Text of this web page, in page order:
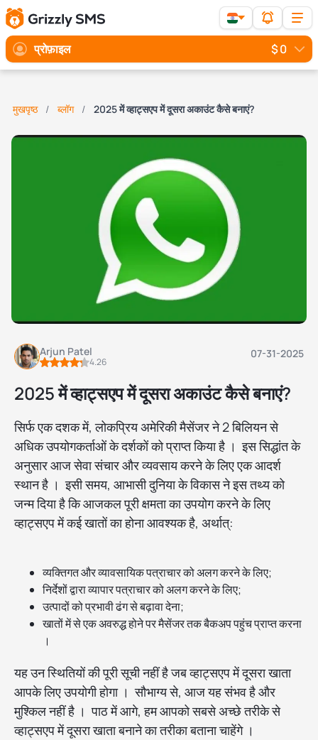
प्रोफ़ाइल $ 0
मुखपृष्ठ ब्लॉग 2025 में व्हाट्सएप में दूसरा अकाउंट कैसे बनाएं?
Arjun Patel
4.26
07-31-2025
2025 में व्हाट्सएप में दूसरा अकाउंट कैसे बनाएं?
सिर्फ एक दशक में, लोकप्रिय अमेरिकी मैसेंजर ने 2 बिलियन से
अधिक उपयोगकर्ताओं के दर्शकों को प्राप्त किया है । इस सिद्धांत के
अनुसार आज सेवा संचार और व्यवसाय करने के लिए एक आदर्श
स्थान है । इसी समय, आभासी दुनिया के विकास ने इस तथ्य को
जन्म दिया है कि आजकल पूरी क्षमता का उपयोग करने के लिए
व्हाट्सएप में कई खातों का होना आवश्यक है, अर्थात्:
व्यक्तिगत और व्यावसायिक पत्राचार को अलग करने के लिए;
निर्देशों द्वारा व्यापार पत्राचार को अलग करने के लिए;
उत्पादों को प्रभावी ढंग से बढ़ावा देना;
खातों में से एक अवरुद्ध होने पर मैसेंजर तक बैकअप पहुंच प्राप्त करना
।
यह उन स्थितियों की पूरी सूची नहीं है जब व्हाट्सएप में दूसरा खाता
आपके लिए उपयोगी होगा । सौभाग्य से, आज यह संभव है और
मुश्किल नहीं है । पाठ में आगे, हम आपको सबसे अच्छे तरीके से
व्हाट्सएप में दूसरा खाता बनाने का तरीका बताना चाहेंगे ।